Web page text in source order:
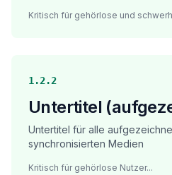
Kritisch für gehörlose und
1.2.2
Untertitel
Untertitel für alle
synchronisierten Medien
Kritisch für gehörlose Nutzer...